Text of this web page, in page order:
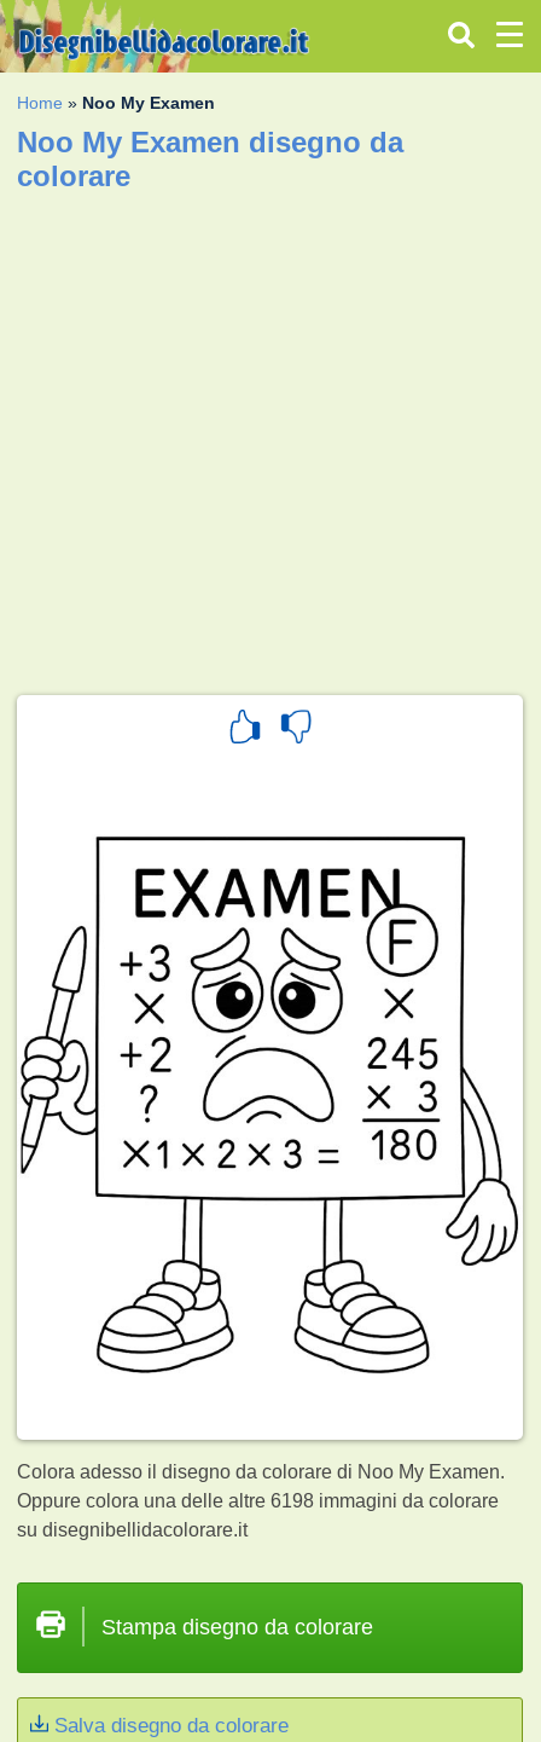
Home » Noo My Examen
Noo My Examen disegno da
colorare
Colora adesso il disegno da colorare di Noo My Examen.
Oppure colora una delle altre 6198 immagini da colorare
su disegnibellidacolorare.it
Stampa disegno da colorare
Salva disegno da colorare